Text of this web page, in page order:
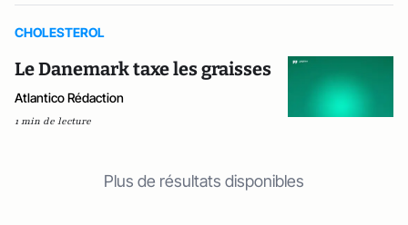
CHOLESTEROL
Le Danemark taxe les graisses
Atlantico Rédaction
1 min de lecture
Plus de résultats disponibles